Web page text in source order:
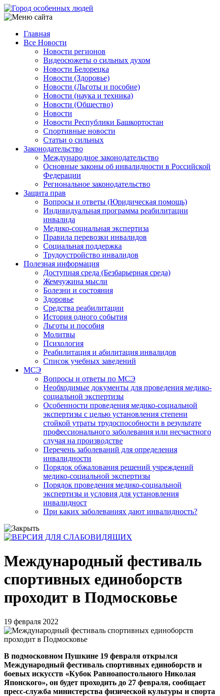
Перейти
к
содержанию
Main
navigation
Главная
Все Новости
Новости регионов
Видеосюжеты о сильных духом
Новости Белорецка
Новости (Здоровье)
Новости (Льготы и пособие)
Новости (наука и техника)
Новости (Общество)
Новости
Новости Республики Башкортостан
Спортивные новости
Статьи о сильных
Законодательство
Международное законодательство
Основные законы об инвалидности в Российской
Федерации
Региональное законодательство
Защита прав
Вопросы и ответы (Юридическая помощь)
Индивидуальная программа реабилитации
инвалида
Медико-социальная экспертиза
Правила перевозки инвалидов
Социальная поддержка
Трудоустройство инвалидов
Полезная информация
Доступная среда (Безбарьерная среда)
Жемчужина мысли
Болезни и состояния
Здоровье
Средства реабилитации
История одного события
Льготы и пособия
Молитвы
Психология
Реабилитация и абилитация инвалидов
Список учебных заведений
МСЭ
Вопросы и ответы по МСЭ
Необходимые документы для проведения медико-
социальной экспертизы
Особенности проведения медико-социальной
экспертизы с целью установления степени
стойкой утраты трудоспособности в результате
профессионального заболевания или несчастного
случая на производстве
Перечень заболеваний для определения
инвалидности
Порядок обжалования решений учреждений
медико-социальной экспертизы
Порядок проведения медико-социальной
экспертизы и условия для установления
инвалидност
При каких заболеваниях дают инвалидность?
Международный фестиваль
спортивных единоборств
проходит в Подмосковье
19 февраля 2022
В подмосковном Пушкине 19 февраля открылся
Международный фестиваль спортивных единоборств и
боевых искусств «Кубок Равноапостольного Николая
Японского», он будет проходить до 27 февраля, сообщает
пресс-служба министерства физической культуры и спорта